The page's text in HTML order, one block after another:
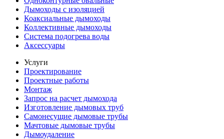
Дымоходы с изоляцией
Коаксиальные дымоходы
Коллективные дымоходы
Система подогрева воды
Аксессуары
Услуги
Проектирование
Проектные работы
Монтаж
Запрос на расчет дымохода
Изготовление дымовых труб
Самонесущие дымовые трубы
Мачтовые дымовые трубы
Дымоудаление